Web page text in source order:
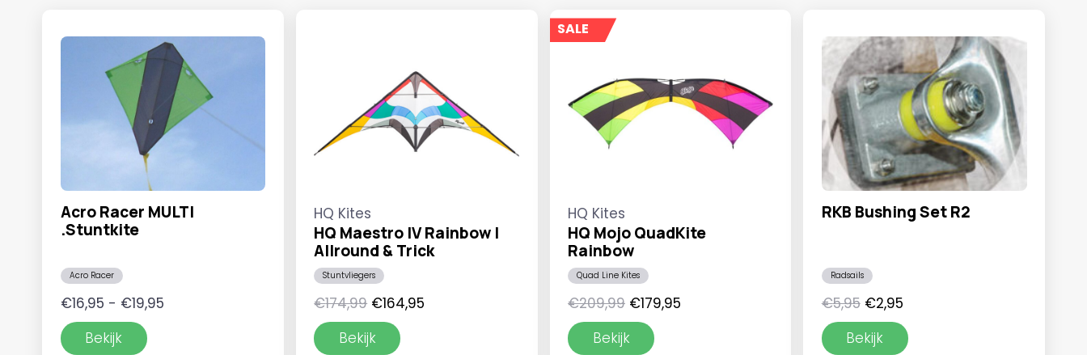
Acro Racer MULTI
.Stuntkite
Acro Racer
€16,95 - €19,95Prijsklasse:
Bekijk
HQ Kites
HQ Maestro IV Rainbow |
Allround & Trick
Stuntvliegers
€174,99 Oorspronkelijke
prijs
was:
€164,95
Bekijk
SALE
HQ Kites
HQ Mojo QuadKite
Rainbow
Quad Line Kites
€209,99 Oorspronkelijke
prijs
was:
€179,95
Bekijk
RKB Bushing Set R2
Radsails
€5,95 Oorspronkelijke
prijs
was:
€2,95Huidige
prijs
is:
Bekijk